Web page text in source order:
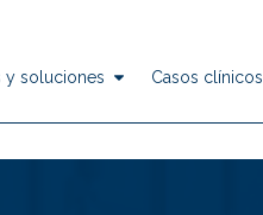
y soluciones Casos clínicos